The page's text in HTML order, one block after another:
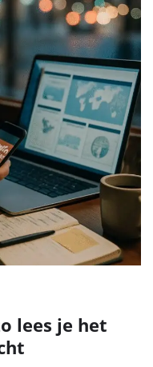
lees je het